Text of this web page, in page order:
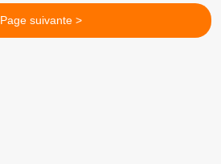
Page suivante >